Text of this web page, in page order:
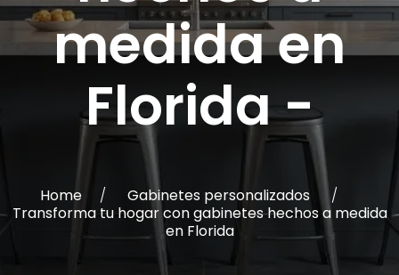
medida en
Florida-
Home ∕ Gabinetes personalizados ∕
Transforma tu hogar con gabinetes hechos a medida
en Florida